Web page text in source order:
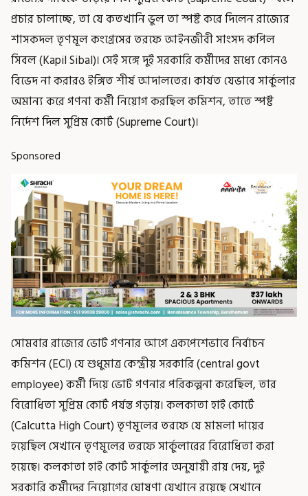
প্রচার চালাচ্ছে, তা যে কতখানি ভুল তা স্পষ্ট করে দিলেন রাজ্যের
শাসকদল তৃণমূল কংগ্রেসের তরফে আইনজীবী সাংসদ কপিল
সিবল (Kapil Sibal)। সেই সঙ্গে দুই সরকারি কর্মীদের মধ্যে কোনও
বিভেদ না করারও ইঙ্গিত শীর্ষ আদালতের। কার্যত যেভাবে সার্কুলার
অমান্য করে গণনা কর্মী নিয়োগ করছিল কমিশন, তাতে স্পষ্ট
নির্দেশ দিল সুপ্রিম কোর্ট (Supreme Court)।
Sponsored
সোমবার রাজ্যের ভোট গণনার আগে একপেশেভাবে নির্বাচন
কমিশন (ECI) যে শুধুমাত্র কেন্দ্রীয় সরকারি (central govt
employee) কর্মী দিয়ে ভোট গণনার পরিকল্পনা করেছিল, তার
বিরোধিতা সুপ্রিম কোর্ট পর্যন্ত গড়ায়। কলকাতা হাই কোর্টে
(Calcutta High Court) তৃণমূলের তরফে যে মামলা দায়ের
হয়েছিল সেখানে তৃণমূলের তরফে সার্কুলারের বিরোধিতা করা
হয়েছে। কলকাতা হাই কোর্ট সার্কুলার অনুযায়ী রায় দেয়, দুই
সরকারি কর্মীদের নিয়োগের ঘোষণা যেখানে রয়েছে সেখানে